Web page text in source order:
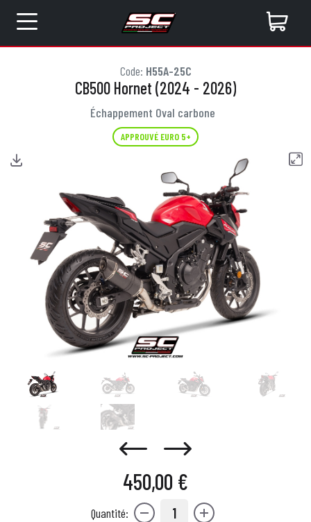
Code: H55A-25C
CB500 Hornet (2024 - 2026)
Échappement Oval carbone
APPROUVÉ EURO 5+
450,00 €
Quantité: 1